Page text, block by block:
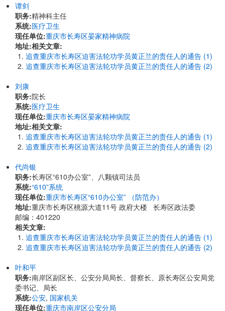
谭剑
职务:精神科主任
系统:医疗卫生
现任单位:重庆市长寿区晏家精神病院
地址:相关文章:
追查重庆市长寿区迫害法轮功学员黄正兰的责任人的通告 (1)
追查重庆市长寿区迫害法轮功学员黄正兰的责任人的通告 (2)
刘康
职务:院长
系统:医疗卫生
现任单位:重庆市长寿区晏家精神病院
地址:相关文章:
追查重庆市长寿区迫害法轮功学员黄正兰的责任人的通告 (1)
追查重庆市长寿区迫害法轮功学员黄正兰的责任人的通告 (2)
代尚银
职务:长寿区“610办公室”、八颗镇司法员
系统:“610”系统
现任单位:重庆市长寿区“610办公室” （防范办）
地址:重庆市长寿区桃源大道11号 政府大楼 长寿区政法委
邮编：401220
相关文章:
追查重庆市长寿区迫害法轮功学员黄正兰的责任人的通告 (1)
追查重庆市长寿区迫害法轮功学员黄正兰的责任人的通告 (2)
叶和平
职务:南岸区副区长、公安分局局长、督察长、原长寿区公安局党
委书记、局长
系统:公安, 国家机关
现任单位:重庆市南岸区公安分局